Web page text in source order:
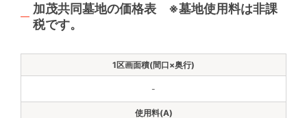
加茂共同墓地の価格表 ※墓地使用料は非課
税です。
-